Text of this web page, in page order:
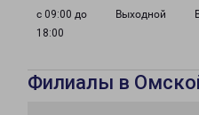
с 09:00 до
18:00
Выходной
Филиалы в